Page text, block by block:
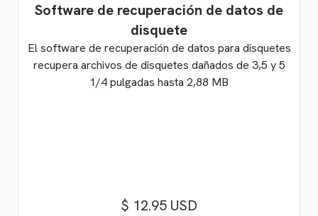
Software de recuperación de datos de
disquete
El software de recuperación de datos para disquetes
recupera archivos de disquetes dañados de 3,5 y 5
1/4 pulgadas hasta 2,88 MB
$ 12.95 USD